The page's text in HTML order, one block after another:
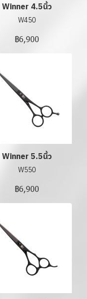
Winner 4.5นิ้ว
W450
฿6,900
Winner 5.5นิ้ว
W550
฿6,900